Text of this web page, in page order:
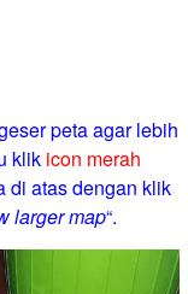
peta agar lebih
klik icon merah
di atas dengan klik
larger map“.